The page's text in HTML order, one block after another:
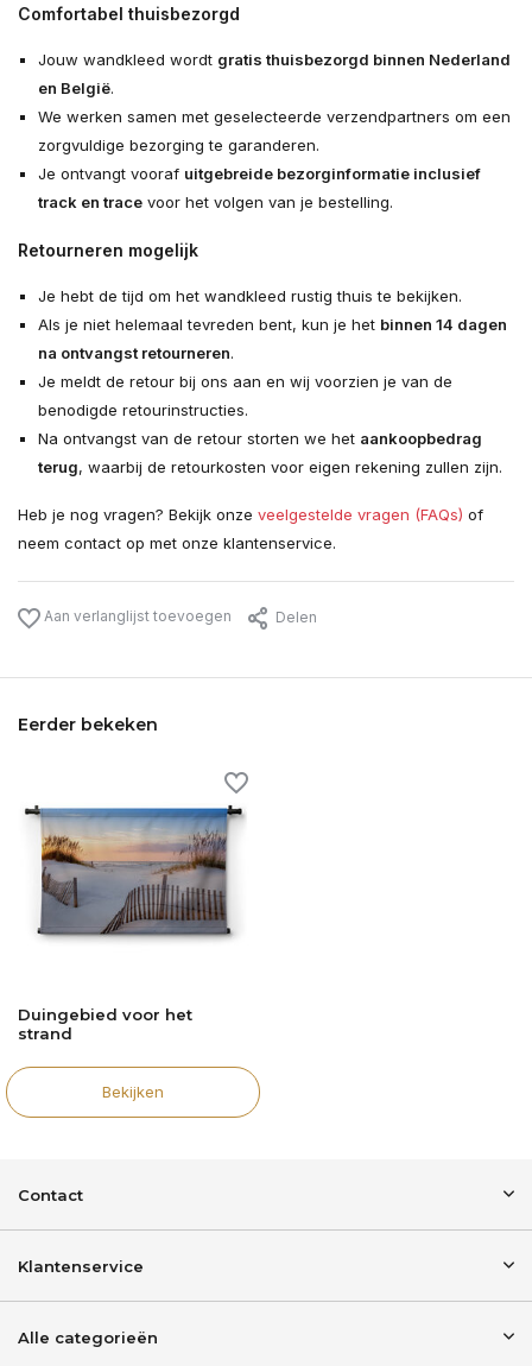
Comfortabel thuisbezorgd
Jouw wandkleed wordt gratis thuisbezorgd binnen Nederland
en België.
We werken samen met geselecteerde verzendpartners om een
zorgvuldige bezorging te garanderen.
Je ontvangt vooraf uitgebreide bezorginformatie inclusief
track en tracevoor het volgen van je bestelling.
Retourneren mogelijk
Je hebt de tijd om het wandkleed rustig thuis te bekijken.
Als je niet helemaal tevreden bent, kun je het binnen 14 dagen
na ontvangst retourneren.
Je meldt de retour bij ons aan en wij voorzien je van de
benodigde retourinstructies.
Na ontvangst van de retour storten we het aankoopbedrag
terug, waarbij de retourkosten voor eigen rekening zullen zijn.
Heb je nog vragen? Bekijk onze veelgestelde vragen (FAQs) of
neem contact op met onze klantenservice.
Aan verlanglijst toevoegen Delen
Eerder bekeken
Duingebied voor het
strand
Bekijken
Contact
Klantenservice
Alle categorieën